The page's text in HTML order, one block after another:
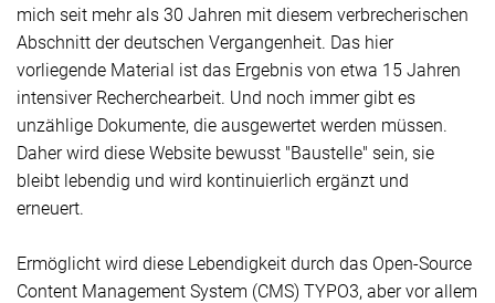
mich seit mehr als 30 Jahren mit diesem verbrecherischen
Abschnitt der deutschen Vergangenheit. Das hier
vorliegende Material ist das Ergebnis von etwa 15 Jahren
intensiver Recherchearbeit. Und noch immer gibt es
unzählige Dokumente, die ausgewertet werden müssen.
Daher wird diese Website bewusst "Baustelle" sein, sie
bleibt lebendig und wird kontinuierlich ergänzt und
erneuert.
Ermöglicht wird diese Lebendigkeit durch das Open-Source
Content Management System (CMS) TYPO3, aber vor allem